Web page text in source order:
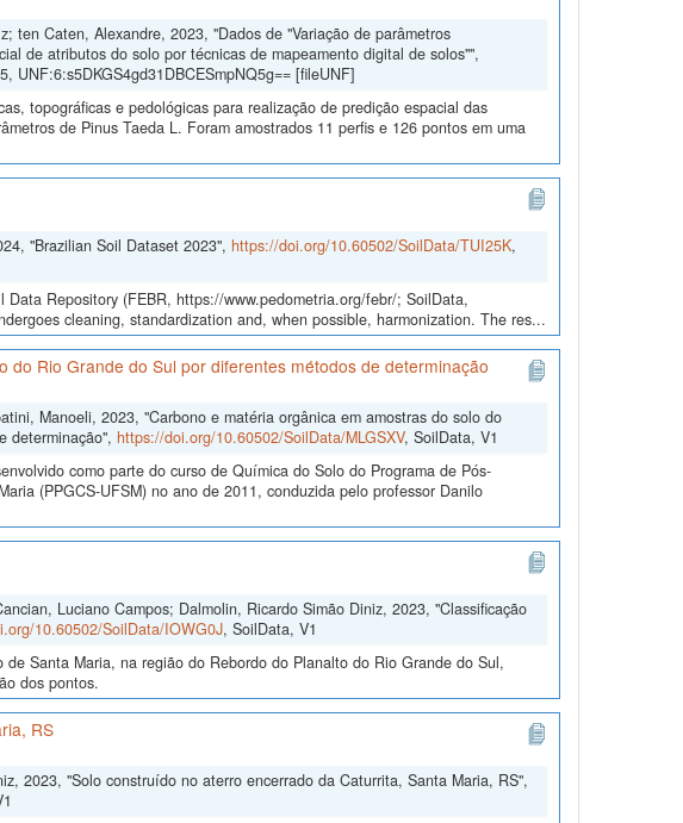
ten Caten, Alexandre, 2023, "Dados de "Variação de parâmetros
de atributos do solo por técnicas de mapeamento digital de solos"",
UNF:6:s5DKGS4gd31DBCESmpNQ5g== [fileUNF]
topográficas e pedológicas para realização de predição espacial das
de Pinus Taeda L. Foram amostrados 11 perfis e 126 pontos em uma
"Brazilian Soil Dataset 2023", https://doi.org/10.60502/SoilData/TUI25K,
Repository (FEBR, https://www.pedometria.org/febr/; SoilData,
cleaning, standardization and, when possible, harmonization. The res...
Rio Grande do Sul por diferentes métodos de determinação
Manoeli, 2023, "Carbono e matéria orgânica em amostras do solo do
determinação", https://doi.org/10.60502/SoilData/MLGSXV, SoilData, V1
como parte do curso de Química do Solo do Programa de Pós-
(PPGCS-UFSM) no ano de 2011, conduzida pelo professor Danilo
Luciano Campos; Dalmolin, Ricardo Simão Diniz, 2023, "Classificação
10.60502/SoilData/IOWG0J, SoilData, V1
Santa Maria, na região do Rebordo do Planalto do Rio Grande do Sul,
dos pontos.
RS
2023, "Solo construído no aterro encerrado da Caturrita, Santa Maria, RS",